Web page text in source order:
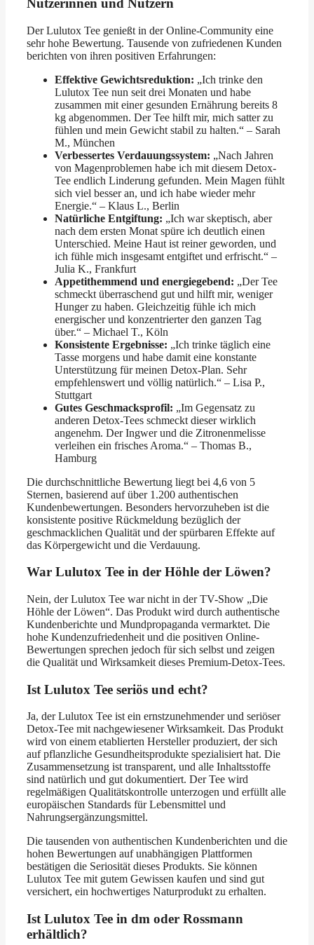
Nutzerinnen und Nutzern
Der Lulutox Tee genießt in der Online-Community eine
sehr hohe Bewertung. Tausende von zufriedenen Kunden
berichten von ihren positiven Erfahrungen:
Effektive Gewichtsreduktion: „Ich trinke den
Lulutox Tee nun seit drei Monaten und habe
zusammen mit einer gesunden Ernährung bereits 8
kg abgenommen. Der Tee hilft mir, mich satter zu
fühlen und mein Gewicht stabil zu halten.“ – Sarah
M., München
Verbessertes Verdauungssystem: „Nach Jahren
von Magenproblemen habe ich mit diesem Detox-
Tee endlich Linderung gefunden. Mein Magen fühlt
sich viel besser an, und ich habe wieder mehr
Energie.“ – Klaus L., Berlin
Natürliche Entgiftung: „Ich war skeptisch, aber
nach dem ersten Monat spüre ich deutlich einen
Unterschied. Meine Haut ist reiner geworden, und
ich fühle mich insgesamt entgiftet und erfrischt.“ –
Julia K., Frankfurt
Appetithemmend und energiegebend: „Der Tee
schmeckt überraschend gut und hilft mir, weniger
Hunger zu haben. Gleichzeitig fühle ich mich
energischer und konzentrierter den ganzen Tag
über.“ – Michael T., Köln
Konsistente Ergebnisse: „Ich trinke täglich eine
Tasse morgens und habe damit eine konstante
Unterstützung für meinen Detox-Plan. Sehr
empfehlenswert und völlig natürlich.“ – Lisa P.,
Stuttgart
Gutes Geschmacksprofil: „Im Gegensatz zu
anderen Detox-Tees schmeckt dieser wirklich
angenehm. Der Ingwer und die Zitronenmelisse
verleihen ein frisches Aroma.“ – Thomas B.,
Hamburg
Die durchschnittliche Bewertung liegt bei 4,6 von 5
Sternen, basierend auf über 1.200 authentischen
Kundenbewertungen. Besonders hervorzuheben ist die
konsistente positive Rückmeldung bezüglich der
geschmacklichen Qualität und der spürbaren Effekte auf
das Körpergewicht und die Verdauung.
War Lulutox Tee in der Höhle der Löwen?
Nein, der Lulutox Tee war nicht in der TV-Show „Die
Höhle der Löwen“. Das Produkt wird durch authentische
Kundenberichte und Mundpropaganda vermarktet. Die
hohe Kundenzufriedenheit und die positiven Online-
Bewertungen sprechen jedoch für sich selbst und zeigen
die Qualität und Wirksamkeit dieses Premium-Detox-Tees.
Ist Lulutox Tee seriös und echt?
Ja, der Lulutox Tee ist ein ernstzunehmender und seriöser
Detox-Tee mit nachgewiesener Wirksamkeit. Das Produkt
wird von einem etablierten Hersteller produziert, der sich
auf pflanzliche Gesundheitsprodukte spezialisiert hat. Die
Zusammensetzung ist transparent, und alle Inhaltsstoffe
sind natürlich und gut dokumentiert. Der Tee wird
regelmäßigen Qualitätskontrolle unterzogen und erfüllt alle
europäischen Standards für Lebensmittel und
Nahrungsergänzungsmittel.
Die tausenden von authentischen Kundenberichten und die
hohen Bewertungen auf unabhängigen Plattformen
bestätigen die Seriosität dieses Produkts. Sie können
Lulutox Tee mit gutem Gewissen kaufen und sind gut
versichert, ein hochwertiges Naturprodukt zu erhalten.
Ist Lulutox Tee in dm oder Rossmann
erhältlich?